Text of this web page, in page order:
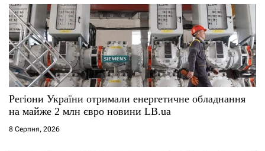
Регіони України отримали енергетичне обладнання
на майже 2 млн євро новини LB.ua
8 Серпня, 2026